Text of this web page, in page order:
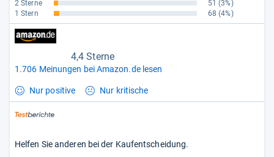
2 Sterne 51 (3%)
1 Stern
68 (4%)
4,4 Sterne
1.706 Meinungen bei Amazon.de lesen
Nur positive Nur kritische
Helfen Sie anderen bei der Kaufentscheidung.